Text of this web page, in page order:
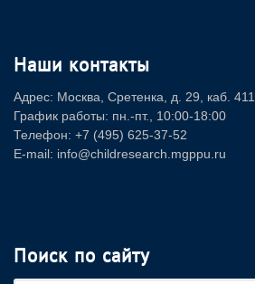
Наши контакты
Адрес: Москва, Сретенка, д. 29, каб. 411
График работы: пн.-пт., 10:00-18:00
Телефон: +7 (495) 625-37-52
E-mail: info@childresearch.mgppu.ru
Поиск по сайту